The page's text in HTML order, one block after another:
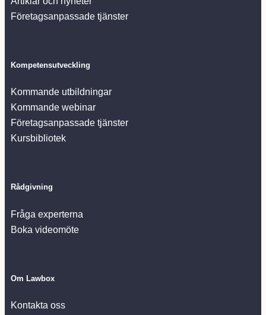
Företagsanpassade tjänster
Kompetensutveckling
Kommande utbildningar
Kommande webinar
Företagsanpassade tjänster
Kursbibliotek
Rådgivning
Fråga experterna
Boka videomöte
Om Lawbox
Kontakta oss